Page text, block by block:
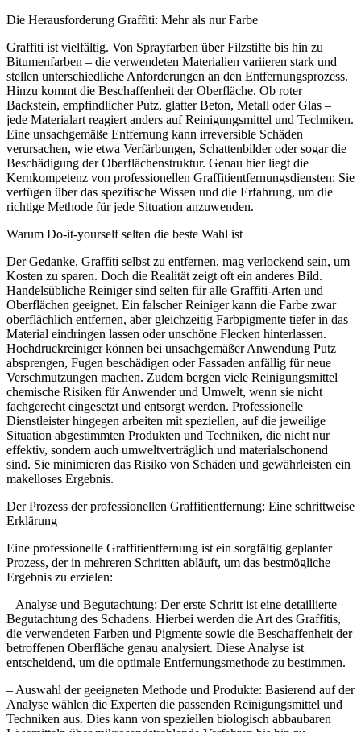
Die Herausforderung Graffiti: Mehr als nur Farbe
Graffiti ist vielfältig. Von Sprayfarben über Filzstifte bis hin zu
Bitumenfarben – die verwendeten Materialien variieren stark und
stellen unterschiedliche Anforderungen an den Entfernungsprozess.
Hinzu kommt die Beschaffenheit der Oberfläche. Ob roter
Backstein, empfindlicher Putz, glatter Beton, Metall oder Glas –
jede Materialart reagiert anders auf Reinigungsmittel und Techniken.
Eine unsachgemäße Entfernung kann irreversible Schäden
verursachen, wie etwa Verfärbungen, Schattenbilder oder sogar die
Beschädigung der Oberflächenstruktur. Genau hier liegt die
Kernkompetenz von professionellen Graffitientfernungsdiensten: Sie
verfügen über das spezifische Wissen und die Erfahrung, um die
richtige Methode für jede Situation anzuwenden.
Warum Do-it-yourself selten die beste Wahl ist
Der Gedanke, Graffiti selbst zu entfernen, mag verlockend sein, um
Kosten zu sparen. Doch die Realität zeigt oft ein anderes Bild.
Handelsübliche Reiniger sind selten für alle Graffiti-Arten und
Oberflächen geeignet. Ein falscher Reiniger kann die Farbe zwar
oberflächlich entfernen, aber gleichzeitig Farbpigmente tiefer in das
Material eindringen lassen oder unschöne Flecken hinterlassen.
Hochdruckreiniger können bei unsachgemäßer Anwendung Putz
absprengen, Fugen beschädigen oder Fassaden anfällig für neue
Verschmutzungen machen. Zudem bergen viele Reinigungsmittel
chemische Risiken für Anwender und Umwelt, wenn sie nicht
fachgerecht eingesetzt und entsorgt werden. Professionelle
Dienstleister hingegen arbeiten mit speziellen, auf die jeweilige
Situation abgestimmten Produkten und Techniken, die nicht nur
effektiv, sondern auch umweltverträglich und materialschonend
sind. Sie minimieren das Risiko von Schäden und gewährleisten ein
makelloses Ergebnis.
Der Prozess der professionellen Graffitientfernung: Eine schrittweise
Erklärung
Eine professionelle Graffitientfernung ist ein sorgfältig geplanter
Prozess, der in mehreren Schritten abläuft, um das bestmögliche
Ergebnis zu erzielen:
– Analyse und Begutachtung: Der erste Schritt ist eine detaillierte
Begutachtung des Schadens. Hierbei werden die Art des Graffitis,
die verwendeten Farben und Pigmente sowie die Beschaffenheit der
betroffenen Oberfläche genau analysiert. Diese Analyse ist
entscheidend, um die optimale Entfernungsmethode zu bestimmen.
– Auswahl der geeigneten Methode und Produkte: Basierend auf der
Analyse wählen die Experten die passenden Reinigungsmittel und
Techniken aus. Dies kann von speziellen biologisch abbaubaren